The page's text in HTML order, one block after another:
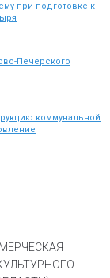
при подготовке к
Печерского
коммунальной